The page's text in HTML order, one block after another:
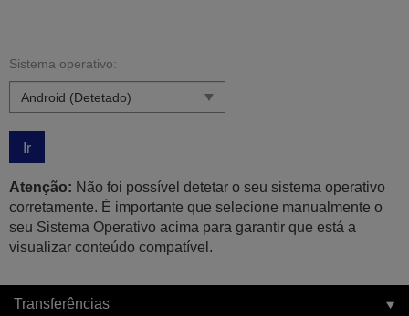
Sistema operativo:
Ir
Atenção: Não foi possível detetar o seu sistema operativo
corretamente. É importante que selecione manualmente o
seu Sistema Operativo acima para garantir que está a
visualizar conteúdo compatível.
Transferências